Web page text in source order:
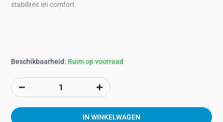
stabiliteit en comfort.
Beschikbaarheid: Ruim op voorraad
IN WINKELWAGEN